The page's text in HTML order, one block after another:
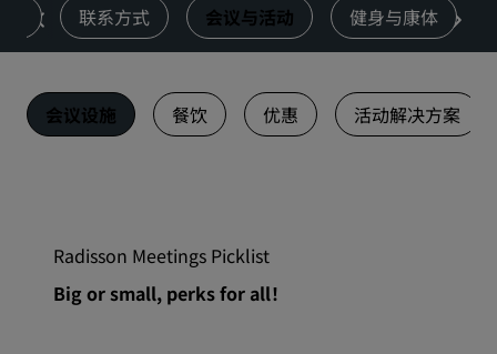
联系方式 会议与活动 健身与康体
会议设施 餐饮 优惠 活动解决方案
Radisson Meetings Picklist
Big or small, perks for all！